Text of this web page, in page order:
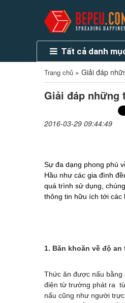
Tất cả danh
Trang chủ » Giải đáp
Giải đáp những
2016-03-29 09:44:49
Sự đa dạng phong phú
Hầu như các gia đình
quá trình sử dụng,
thông tin hữu ích tới các
1. Băn khoăn về độ
Thức ăn được nấu bằng
điện từ trường phát ra
nấu cũng như người